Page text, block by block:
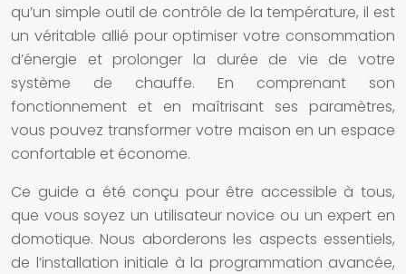
qu’un simple outil de contrôle de la température, il est
un véritable allié pour optimiser votre consommation
d’énergie et prolonger la durée de vie de votre
système de chauffe. En comprenant son
fonctionnement et en maîtrisant ses paramètres,
vous pouvez transformer votre maison en un espace
confortable et économe.
Ce guide a été conçu pour être accessible à tous,
que vous soyez un utilisateur novice ou un expert en
domotique. Nous aborderons les aspects essentiels,
de l’installation initiale à la programmation avancée,